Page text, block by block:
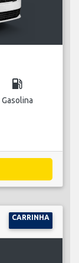
local_gas_station
Gasolina
CARRINHA